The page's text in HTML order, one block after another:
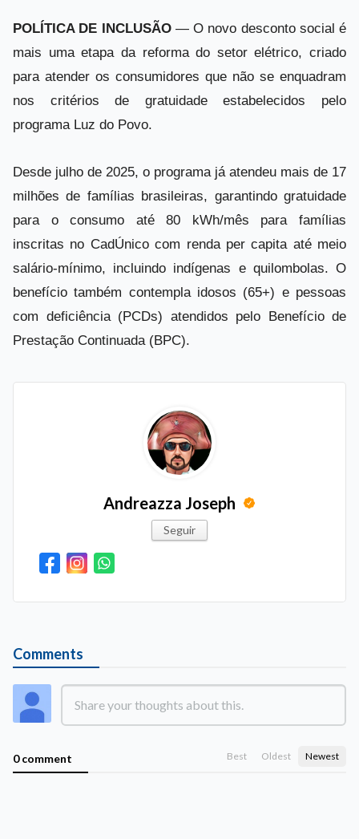
POLÍTICA DE INCLUSÃO— O novo desconto social é
mais uma etapa da reforma do setor elétrico, criado
para atender os consumidores que não se enquadram
nos critérios de gratuidade estabelecidos pelo
programa Luz do Povo.
Desde julho de 2025, o programa já atendeu mais de 17
milhões de famílias brasileiras, garantindo gratuidade
para o consumo até 80 kWh/mês para famílias
inscritas no CadÚnico com renda per capita até meio
salário-mínimo, incluindo indígenas e quilombolas. O
benefício também contempla idosos (65+) e pessoas
com deficiência (PCDs) atendidos pelo Benefício de
Prestação Continuada (BPC).
Andreazza Joseph
Seguir
Comments
0 comment Best Oldest Newest